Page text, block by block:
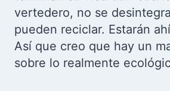
vertedero, no se
pueden reciclar. Estarán
Así que creo que hay un
sobre lo realmente